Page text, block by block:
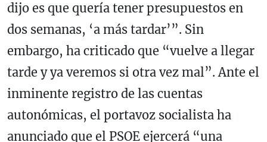
dijo es que quería tener presupuestos en
dos semanas, ‘a más tardar’”. Sin
embargo, ha criticado que “vuelve a llegar
tarde y ya veremos si otra vez mal”. Ante el
inminente registro de las cuentas
autonómicas, el portavoz socialista ha
anunciado que el PSOE ejercerá “una